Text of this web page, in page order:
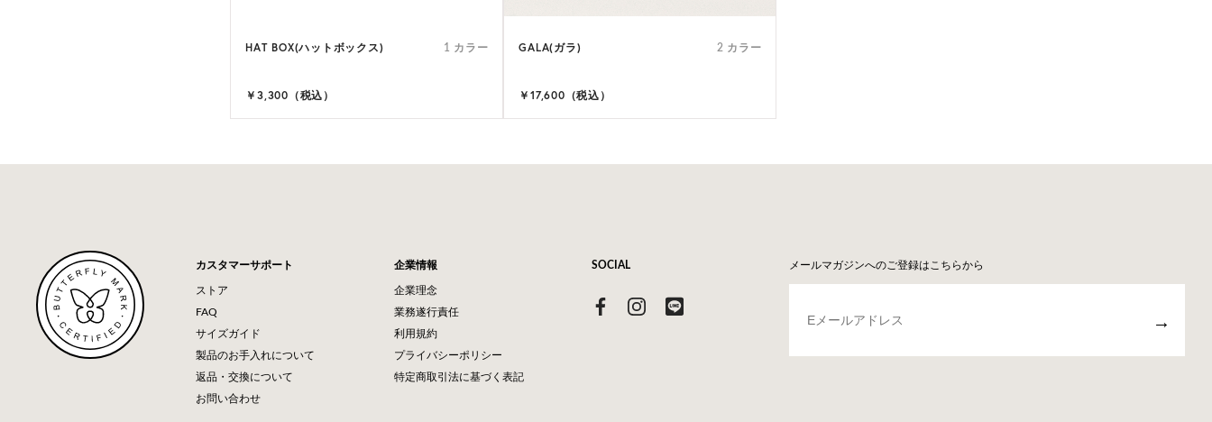
HAT BOX(ハットボックス) 1 カラー
￥3,300（税込）
GALA(ガラ) 2 カラー
￥17,600（税込）
メールマガジンへのご登録はこちらから
→
カスタマーサポート
ストア
FAQ
サイズガイド
製品のお手入れについて
返品・交換について
お問い合わせ
企業情報
企業理念
業務遂行責任
利用規約
プライバシーポリシー
特定商取引法に基づく表記
SOCIAL